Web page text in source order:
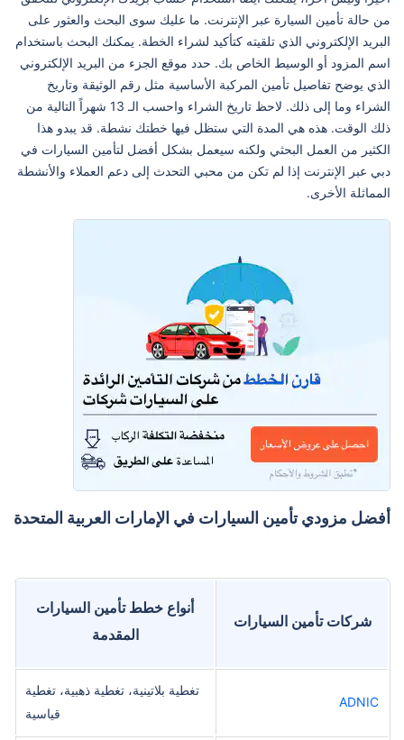
من حالة تأمين السيارة عبر الإنترنت. ما عليك سوى البحث والعثور على
البريد الإلكتروني الذي تلقيته كتأكيد لشراء الخطة. يمكنك البحث باستخدام
اسم المزود أو الوسيط الخاص بك. حدد موقع الجزء من البريد الإلكتروني
الذي يوضح تفاصيل تأمين المركبة الأساسية مثل رقم الوثيقة وتاريخ
الشراء وما إلى ذلك. لاحظ تاريخ الشراء واحسب الـ 13 شهراً التالية من
ذلك الوقت. هذه هي المدة التي ستظل فيها خطتك نشطة. قد يبدو هذا
الكثير من العمل البحثي ولكنه سيعمل بشكل أفضل لتأمين السيارات في
دبي عبر الإنترنت إذا لم تكن من محبي التحدث إلى دعم العملاء والأنشطة
المماثلة الأخرى.
أفضل مزودي تأمين السيارات في الإمارات العربية المتحدة
شركات تأمين السيارات
أنواع خطط تأمين السيارات
المقدمة
ADNIC
تغطية بلاتينية، تغطية ذهبية، تغطية
قياسية